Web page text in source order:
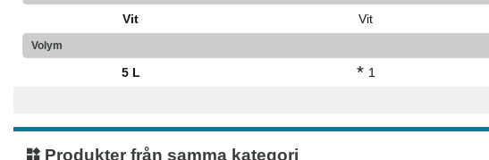
Vit Vit
Volym
5 L * 1
Produkter från samma kategori